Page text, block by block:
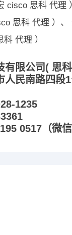
cisco 思科 代理
思科 代理 ）、
科 代理 ）
有限公司( 思科
人民南路四段
1235
0517（微信